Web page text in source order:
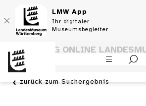
LMW App
Ihr digitaler
Museumsbegleiter
SAMMLUNG ONLINE
WÜRTTEMBERG
zurück zum Suchergebnis